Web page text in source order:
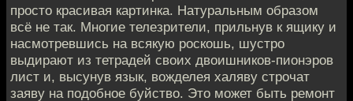
просто красивая картинка. Натуральным образом
всё не так. Многие телезрители, прильнув к ящику и
насмотревшись на всякую роскошь, шустро
выдирают из тетрадей своих двоишников-пионэров
лист и, высунув язык, вожделея халяву строчат
заяву на подобное буйство. Это может быть ремонт